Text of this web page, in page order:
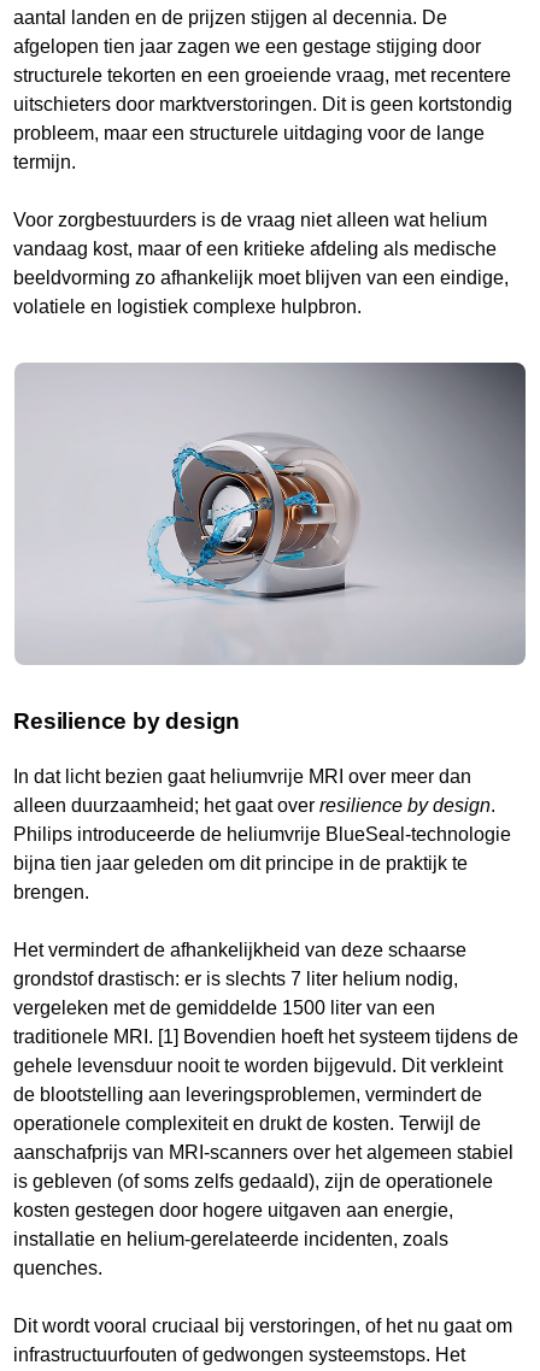
aantal landen en de prijzen stijgen al decennia. De
afgelopen tien jaar zagen we een gestage stijging door
structurele tekorten en een groeiende vraag, met recentere
uitschieters door marktverstoringen. Dit is geen kortstondig
probleem, maar een structurele uitdaging voor de lange
termijn.
Voor zorgbestuurders is de vraag niet alleen wat helium
vandaag kost, maar of een kritieke afdeling als medische
beeldvorming zo afhankelijk moet blijven van een eindige,
volatiele en logistiek complexe hulpbron.
Resilience by design
In dat licht bezien gaat heliumvrije MRI over meer dan
alleen duurzaamheid; het gaat overresilience by design.
Philips introduceerde de heliumvrije BlueSeal-technologie
bijna tien jaar geleden om dit principe in de praktijk te
brengen.
Het vermindert de afhankelijkheid van deze schaarse
grondstof drastisch: er is slechts 7 liter helium nodig,
vergeleken met de gemiddelde 1500 liter van een
traditionele MRI. [1] Bovendien hoeft het systeem tijdens de
gehele levensduur nooit te worden bijgevuld. Dit verkleint
de blootstelling aan leveringsproblemen, vermindert de
operationele complexiteit en drukt de kosten. Terwijl de
aanschafprijs van MRI-scanners over het algemeen stabiel
is gebleven (of soms zelfs gedaald), zijn de operationele
kosten gestegen door hogere uitgaven aan energie,
installatie en helium-gerelateerde incidenten, zoals
quenches.
Dit wordt vooral cruciaal bij verstoringen, of het nu gaat om
infrastructuurfouten of gedwongen systeemstops. Het